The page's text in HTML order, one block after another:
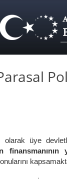
olarak üye